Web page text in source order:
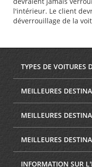
l'intérieur. Le client
déverrouillage de la
TYPES DE VOITURES
MEILLEURES
MEILLEURES
MEILLEURES
INFORMATION SUR